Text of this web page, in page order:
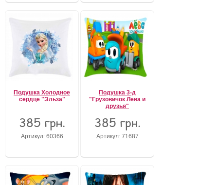
Подушка Холодное
сердце "Эльза"
385 грн.
Артикул: 60366
Подушка 3-д
"Грузовичок Лева и
друзья"
385 грн.
Артикул: 71687